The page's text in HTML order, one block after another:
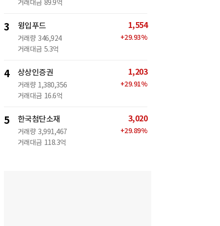
거래대금 89.9억
3 윙입푸드
거래량 346,924
거래대금 5.3억
1,554
+29.93%
4 상상인증권
거래량 1,380,356
거래대금 16.6억
1,203
+29.91%
5 한국첨단소재
거래량 3,991,467
거래대금 118.3억
3,020
+29.89%